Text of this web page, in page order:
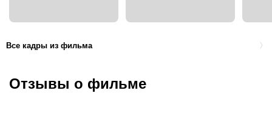
Все кадры из фильма
Отзывы о фильме